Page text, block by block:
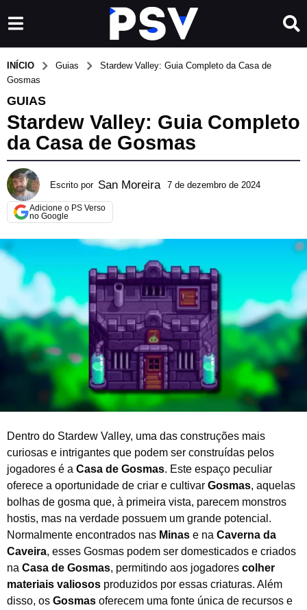
INÍCIO Guias
Stardew Valley: Guia Completo da Casa de
Gosmas
GUIAS
Stardew Valley: Guia Completo
da Casa de Gosmas
Escrito por San Moreira 7 de dezembro de 2024
b
e
2
2
5
Adicione o PS Verso
no Google
Dentro do Stardew Valley, uma das construções mais
curiosas e intrigantes que podem ser construídas pelos
jogadores é a Casa de Gosmas. Este espaço peculiar
oferece a oportunidade de criar e cultivar Gosmas, aquelas
bolhas de gosma que, à primeira vista, parecem monstros
hostis, mas na verdade possuem um grande potencial.
Normalmente encontrados nas Minas e na Caverna da
Caveira, esses Gosmas podem ser domesticados e criados
na Casa de Gosmas, permitindo aos jogadores colher
materiais valiosos produzidos por essas criaturas. Além
disso, os Gosmas oferecem uma fonte única de recursos e